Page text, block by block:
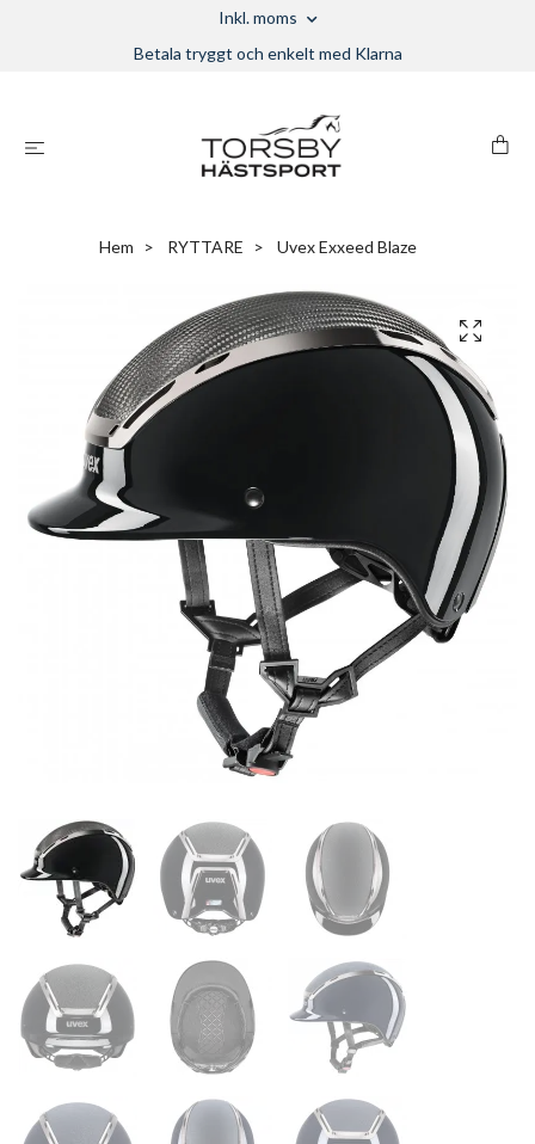
Inkl. moms
Betala tryggt och enkelt med Klarna
Hem RYTTARE Uvex Exxeed Blaze